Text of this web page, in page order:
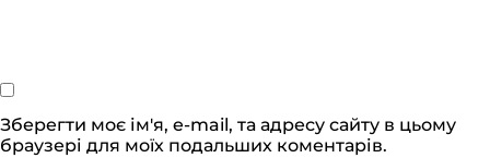
Зберегти моє ім'я, e-mail, та адресу сайту в цьому
браузері для моїх подальших коментарів.